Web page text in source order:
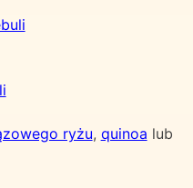
ryżu, quinoa lub